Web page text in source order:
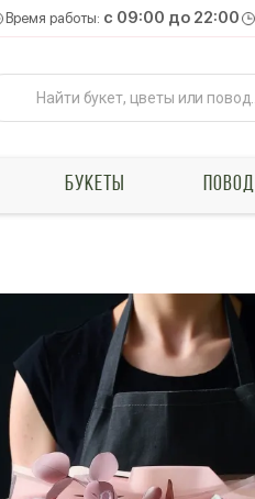
Время работы: c 09:00 до 22:00
БУКЕТЫ ПОВОД